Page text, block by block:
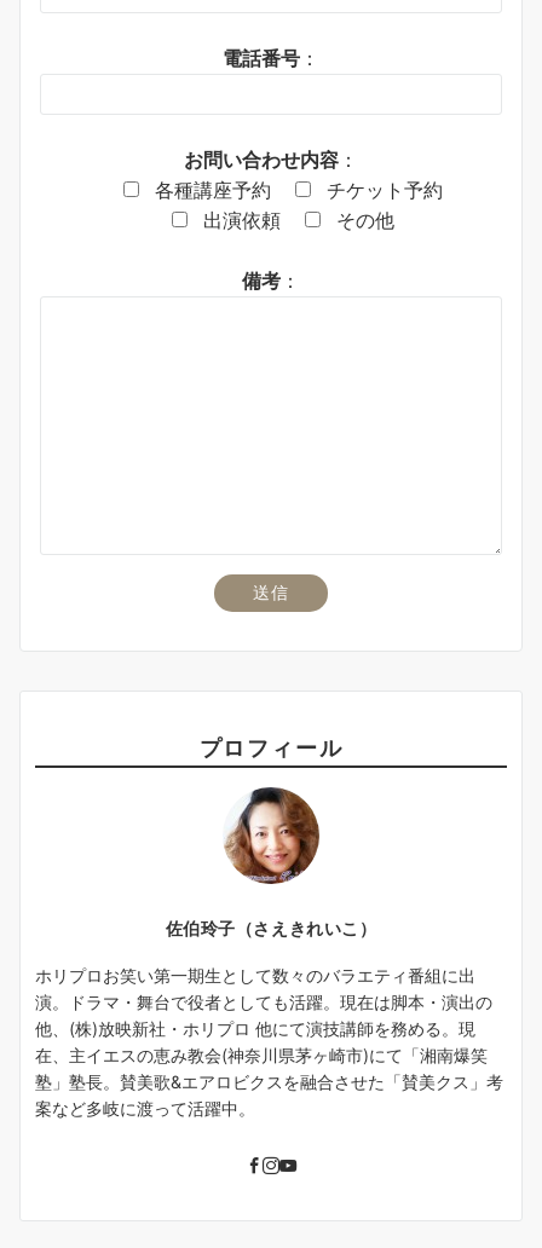
電話番号 ：
お問い合わせ内容 ：
各種講座予約
チケット予約
出演依頼
その他
備考 ：
プロフィール
佐伯玲子（さえきれいこ）
ホリプロお笑い第一期生として数々のバラエティ番組に出
演。ドラマ・舞台で役者としても活躍。現在は脚本・演出の
他、(株)放映新社・ホリプロ 他にて演技講師を務める。現
在、主イエスの恵み教会(神奈川県茅ヶ崎市)にて「湘南爆笑
塾」塾長。賛美歌&エアロビクスを融合させた「賛美クス」考
案など多岐に渡って活躍中。